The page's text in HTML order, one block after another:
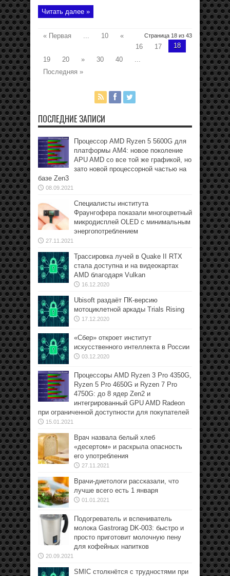
Читать далее »
Страница 18 из 43
« Первая ... 10
«
16
17
18
19
20 » 30 40
...
Последняя »
ПОСЛЕДНИЕ ЗАПИСИ
Процессор AMD Ryzen 5 5600G для
платформы АМ4: новое поколение
APU AMD со все той же графикой, но
зато новой процессорной частью на
базе Zen3
08.09.2021
Специалисты института
Фраунгофера показали многоцветный
микродисплей OLED с минимальным
энергопотреблением
27.11.2021
Трассировка лучей в Quake II RTX
стала доступна и на видеокартах
AMD благодаря Vulkan
16.12.2020
Ubisoft раздаёт ПК-версию
мотоциклетной аркады Trials Rising
17.12.2020
«Сбер» откроет институт
искусственного интеллекта в России
03.12.2020
Процессоры AMD Ryzen 3 Pro 4350G,
Ryzen 5 Pro 4650G и Ryzen 7 Pro
4750G: до 8 ядер Zen2 и
интегрированный GPU AMD Radeon
при ограниченной доступности для покупателей
15.01.2021
Врач назвала белый хлеб
«десертом» и раскрыла опасность
его употребления
27.11.2021
Врачи-диетологи рассказали, что
лучше всего есть 1 января
01.01.2021
Подогреватель и вспениватель
молока Gastrorag DK-003: быстро и
просто приготовит молочную пену
для кофейных напитков
20.09.2021
SMIC столкнётся с трудностями при